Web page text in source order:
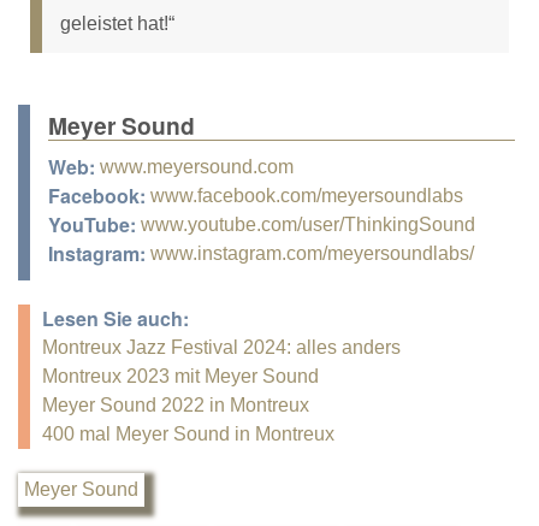
geleistet hat!“
Meyer Sound
Web: www.meyersound.com
Facebook: www.facebook.com/meyersoundlabs
YouTube: www.youtube.com/user/ThinkingSound
Instagram: www.instagram.com/meyersoundlabs/
Lesen Sie auch:
Montreux Jazz Festival 2024: alles anders
Montreux 2023 mit Meyer Sound
Meyer Sound 2022 in Montreux
400 mal Meyer Sound in Montreux
Meyer Sound